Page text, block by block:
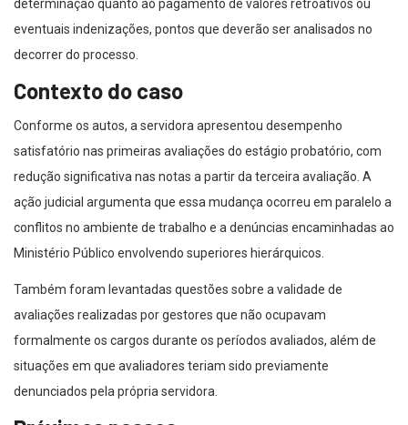
determinação quanto ao pagamento de valores retroativos ou
eventuais indenizações, pontos que deverão ser analisados no
decorrer do processo.
Contexto do caso
Conforme os autos, a servidora apresentou desempenho
satisfatório nas primeiras avaliações do estágio probatório, com
redução significativa nas notas a partir da terceira avaliação. A
ação judicial argumenta que essa mudança ocorreu em paralelo a
conflitos no ambiente de trabalho e a denúncias encaminhadas ao
Ministério Público envolvendo superiores hierárquicos.
Também foram levantadas questões sobre a validade de
avaliações realizadas por gestores que não ocupavam
formalmente os cargos durante os períodos avaliados, além de
situações em que avaliadores teriam sido previamente
denunciados pela própria servidora.